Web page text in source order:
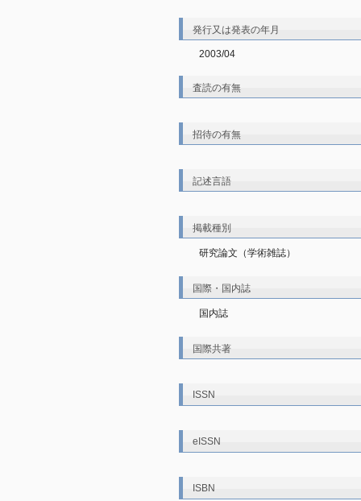
発行又は発表の年月
2003/04
査読の有無
招待の有無
記述言語
掲載種別
研究論文（学術雑誌）
国際・国内誌
国内誌
国際共著
ISSN
eISSN
ISBN